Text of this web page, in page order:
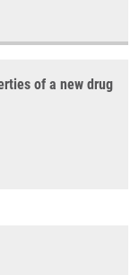
of a new drug